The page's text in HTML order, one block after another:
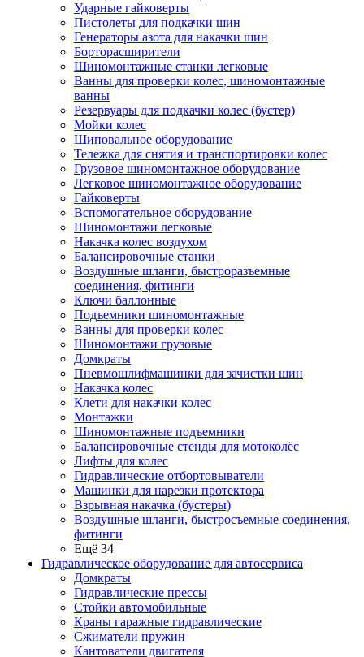
Ударные гайковерты
Пистолеты для подкачки шин
Генераторы азота для накачки шин
Борторасширители
Шиномонтажные станки легковые
Ванны для проверки колес, шиномонтажные
ванны
Резервуары для подкачки колес (бустер)
Мойки колес
Шиповальное оборудование
Тележка для снятия и транспортировки колес
Грузовое шиномонтажное оборудование
Легковое шиномонтажное оборудование
Гайковерты
Вспомогательное оборудование
Шиномонтажи легковые
Накачка колес воздухом
Балансировочные станки
Воздушные шланги, быстроразъемные
соединения, фитинги
Ключи баллонные
Подъемники шиномонтажные
Ванны для проверки колес
Шиномонтажи грузовые
Домкраты
Пневмошлифмашинки для зачистки шин
Накачка колес
Клети для накачки колес
Монтажки
Шиномонтажные подъемники
Балансировочные стенды для мотоколёс
Лифты для колес
Гидравлические отбортовыватели
Машинки для нарезки протектора
Взрывная накачка (бустеры)
Воздушные шланги, быстросъемные соединения,
фитинги
Ещё 34
Гидравлическое оборудование для автосервиса
Домкраты
Гидравлические прессы
Стойки автомобильные
Краны гаражные гидравлические
Сжиматели пружин
Кантователи двигателя